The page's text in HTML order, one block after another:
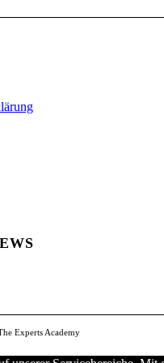
Experts Academy